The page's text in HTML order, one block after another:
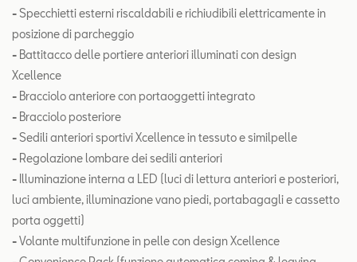
-Specchietti esterni riscaldabili e richiudibili elettricamente in
posizione di parcheggio
- Battitacco delle portiere anteriori illuminati con design
Xcellence
- Bracciolo anteriore con portaoggetti integrato
- Bracciolo posteriore
-Sedili anteriori sportivi Xcellence in tessuto e similpelle
- Regolazione lombare dei sedili anteriori
- Illuminazione interna a LED (luci di lettura anteriori e posteriori,
luci ambiente, illuminazione vano piedi, portabagagli e cassetto
porta oggetti)
-Volante multifunzione in pelle con design Xcellence